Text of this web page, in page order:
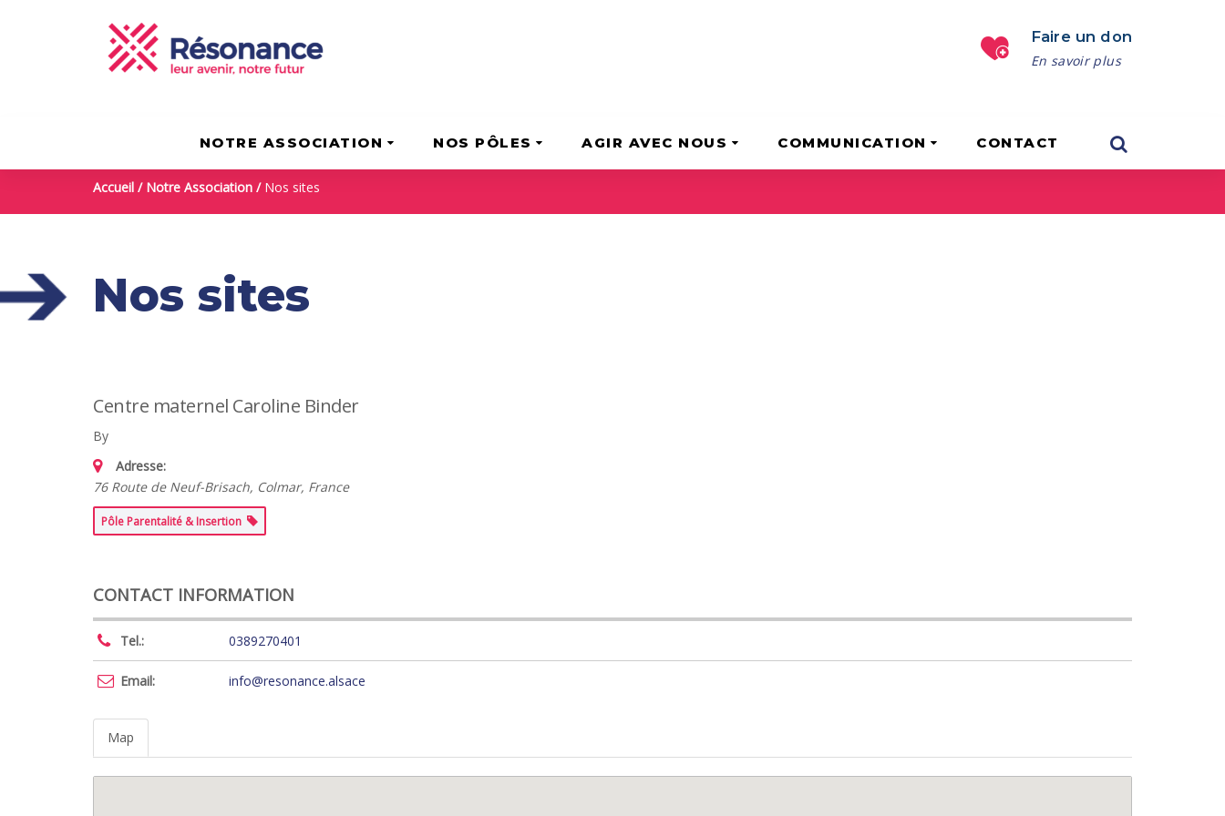
Faire un don
En savoir plus
NOTRE ASSOCIATION NOS PÔLES AGIR AVEC NOUS COMMUNICATION CONTACT
Accueil / Notre Association / Nos sites
Nos sites
Centre maternel Caroline Binder
By
Adresse:
76 Route de Neuf-Brisach, Colmar, France
Pôle Parentalité & Insertion
CONTACT INFORMATION
Tel.: 0389270401
Email: info@resonance.alsace
Map